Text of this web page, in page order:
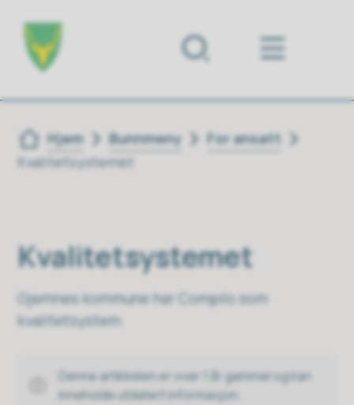
Forsiden
Du er her:
Hjem Bunnmeny
For ansatt
Kvalitetsystemet
Kvalitetsystemet
Gjemnes kommune har Compilo som
kvalitetsystem.
Denne artikkelen er over 1 år gammel og kan
inneholde utdatert informasjon.